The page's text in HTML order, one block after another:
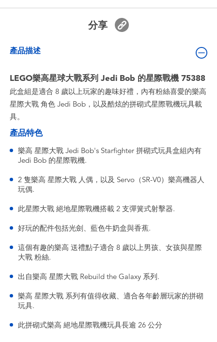
生活精品
分享
產品描述
LEGO樂高星球大戰系列 Jedi Bob 的星際戰機 75388
此盒組是適合 8 歲以上玩家的趣味好禮，內有粉絲喜愛的樂高
星際大戰 角色 Jedi Bob，以及酷炫的拼砌式星際戰機玩具載
具。
產品特色
樂高 星際大戰 Jedi Bob's Starfighter 拼砌式玩具盒組內有
Jedi Bob 的星際戰機.
2 隻樂高 星際大戰 人偶，以及 Servo（SR-V0）樂高機器人
玩偶.
此星際大戰 絕地星際戰機搭載 2 支彈簧式射擊器.
好玩的配件包括光劍、藍色牛奶盒與香蕉.
這個有趣的樂高 送禮點子適合 8 歲以上男孩、女孩與星際
大戰 粉絲.
出自樂高 星際大戰 Rebuild the Galaxy 系列.
樂高 星際大戰 系列有值得收藏、適合各年齡層玩家的拼砌
玩具.
此拼砌式樂高 絕地星際戰機玩具長逾 26 公分